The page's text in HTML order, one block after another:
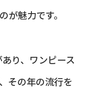
が魅力です。
り、ワンピース
その年の流行を